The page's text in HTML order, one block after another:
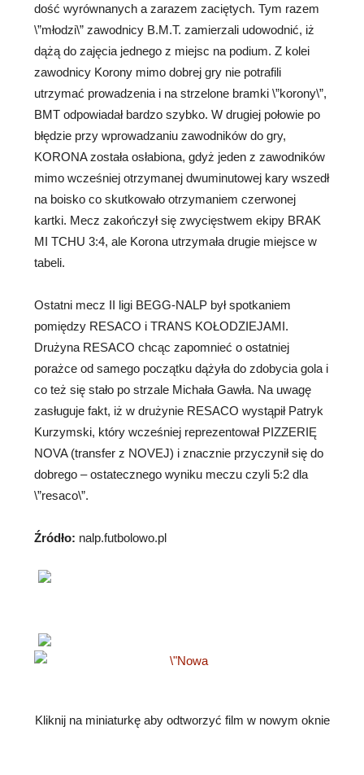
dość wyrównanych a zarazem zaciętych. Tym razem
\”młodzi\” zawodnicy B.M.T. zamierzali udowodnić, iż
dążą do zajęcia jednego z miejsc na podium. Z kolei
zawodnicy Korony mimo dobrej gry nie potrafili
utrzymać prowadzenia i na strzelone bramki \”korony\”,
BMT odpowiadał bardzo szybko. W drugiej połowie po
błędzie przy wprowadzaniu zawodników do gry,
KORONA została osłabiona, gdyż jeden z zawodników
mimo wcześniej otrzymanej dwuminutowej kary wszedł
na boisko co skutkowało otrzymaniem czerwonej
kartki. Mecz zakończył się zwycięstwem ekipy BRAK
MI TCHU 3:4, ale Korona utrzymała drugie miejsce w
tabeli.
Ostatni mecz II ligi BEGG-NALP był spotkaniem
pomiędzy RESACO i TRANS KOŁODZIEJAMI.
Drużyna RESACO chcąc zapomnieć o ostatniej
porażce od samego początku dążyła do zdobycia gola i
co też się stało po strzale Michała Gawła. Na uwagę
zasługuje fakt, iż w drużynie RESACO wystąpił Patryk
Kurzymski, który wcześniej reprezentował PIZZERIĘ
NOVA (transfer z NOVEJ) i znacznie przyczynił się do
dobrego – ostatecznego wyniku meczu czyli 5:2 dla
\”resaco\”.
Źródło: nalp.futbolowo.pl
Kliknij na miniaturkę aby odtworzyć film w nowym oknie